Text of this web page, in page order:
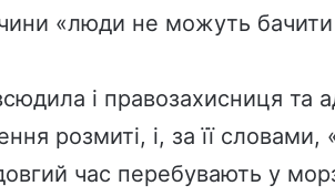
«люди не можуть бачити
і правозахисниця та
розмиті, і, за її словами,
час перебувають у